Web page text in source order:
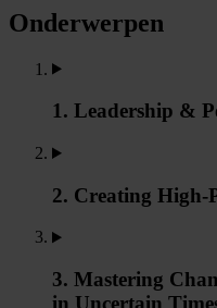
Onderwerpen
1. Leadership &
2. Creating High-
3. Mastering
in Uncertain